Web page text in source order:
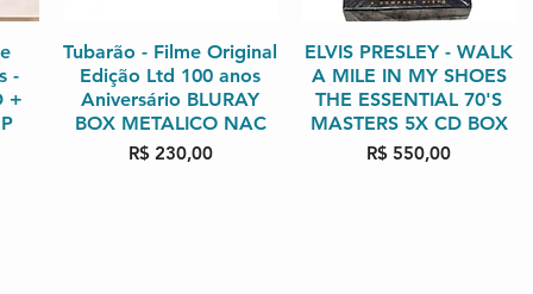
-
+
Visualização rápida
Tubarão - Filme Original
Edição Ltd 100 anos
Aniversário BLURAY
BOX METALICO NAC
Preço
R$ 230,00
Visualização rápida
ELVIS PRESLEY - WALK
A MILE IN MY SHOES
THE ESSENTIAL 70'S
MASTERS 5X CD BOX
Preço
R$ 550,00